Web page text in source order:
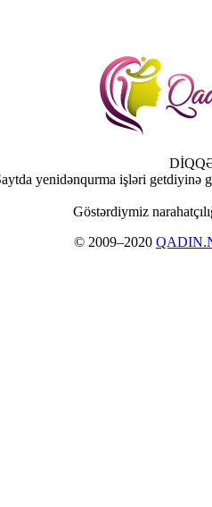
yenidənqurma işləri getdiyinə
Göstərdiymiz
© 2009–2020